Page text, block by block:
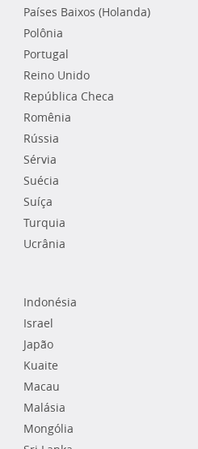
Países Baixos (Holanda)
Polônia
Portugal
Reino Unido
República Checa
Romênia
Rússia
Sérvia
Suécia
Suíça
Turquia
Ucrânia
Indonésia
Israel
Japão
Kuaite
Macau
Malásia
Mongólia